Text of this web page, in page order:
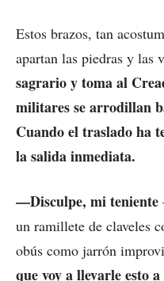
Estos brazos, tan
apartan las piedras y las
sagrario y toma al
militares se arrodillan
Cuando el traslado ha
la salida inmediata.
—Disculpe, mi teniente
un ramillete de claveles
obús como jarrón
que voy a llevarle esto